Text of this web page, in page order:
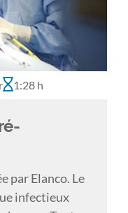
1:28 h
par Elanco. Le
infectieux